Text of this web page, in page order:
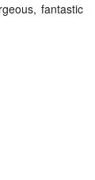
fantastic